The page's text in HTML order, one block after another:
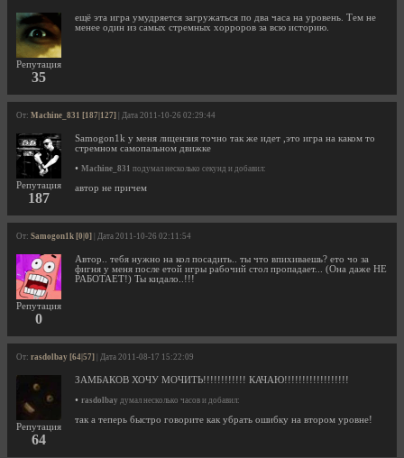
Репутация
35
ещё эта игра умудряется загружаться по два часа на уровень. Тем не
менее один из самых стремных хорроров за всю историю.
От: Machine_831 [187|127] | Дата 2011-10-26 02:29:44
Репутация
187
Samogon1k у меня лицензия точно так же идет ,это игра на каком то
стремном самопальном движке
• Machine_831 подумал несколько секунд и добавил:
автор не причем
От: Samogon1k [0|0] | Дата 2011-10-26 02:11:54
Репутация
0
Автор.. тебя нужно на кол посадить.. ты что впихиваешь? ето чо за
фигня у меня после етой игры рабочий стол пропадает... (Она даже НЕ
РАБОТАЕТ!) Ты кидало..!!!
От: rasdolbay [64|57] | Дата 2011-08-17 15:22:09
Репутация
64
ЗАМБАКОВ ХОЧУ МОЧИТЬ!!!!!!!!!!!! КАЧАЮ!!!!!!!!!!!!!!!!!!
• rasdolbay думал несколько часов и добавил:
так а теперь быстро говорите как убрать ошибку на втором уровне!